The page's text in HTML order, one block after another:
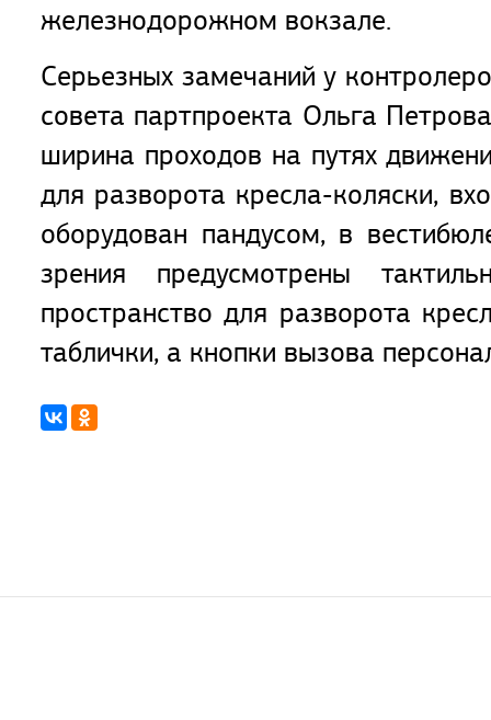
железнодорожном вокзале.
Серьезных замечаний у
совета партпроекта Ольга
ширина проходов на путях
для разворота кресла-коляски,
оборудован пандусом, в
зрения предусмотрены
пространство для разворота
таблички, а кнопки вызова